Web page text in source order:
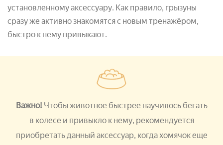
установленному аксессуару. Как правило, грызуны
сразу же активно знакомятся с новым тренажёром,
быстро к нему привыкают.
Важно! Чтобы животное быстрее научилось бегать
в колесе и привыкло к нему, рекомендуется
приобретать данный аксессуар, когда хомячок еще